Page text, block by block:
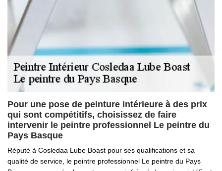
Pour une pose de peinture intérieure à des prix
qui sont compétitifs, choisissez de faire
intervenir le peintre professionnel Le peintre du
Pays Basque
Réputé à Cosledaa Lube Boast pour ses qualifications et sa
qualité de service, le peintre professionnel Le peintre du Pays